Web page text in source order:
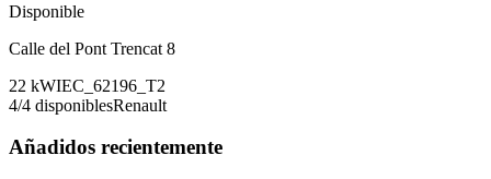
Disponible
Calle del Pont Trencat 8
22 kWIEC_62196_T2
4/4 disponiblesRenault
Añadidos recientemente